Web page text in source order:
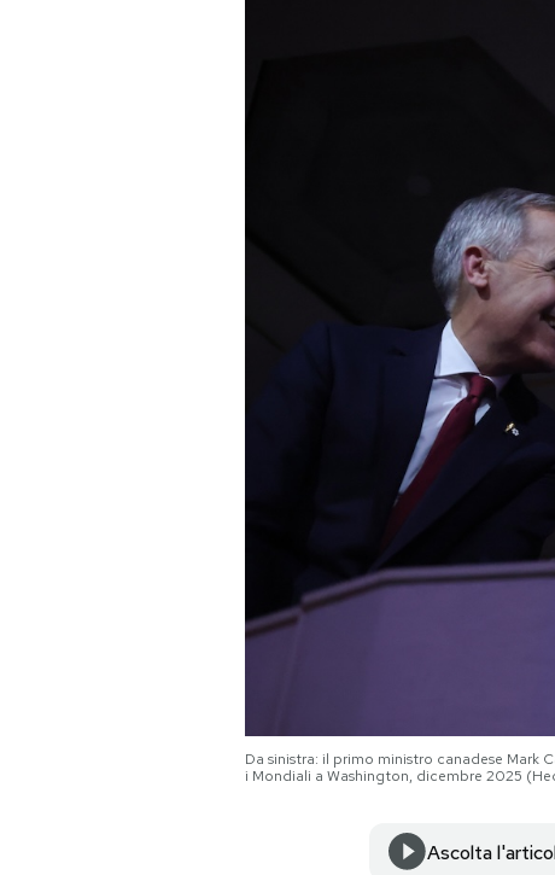
Da sinistra: il primo ministro canadese Mark
i Mondiali a Washington, dicembre 2025
Ascolta